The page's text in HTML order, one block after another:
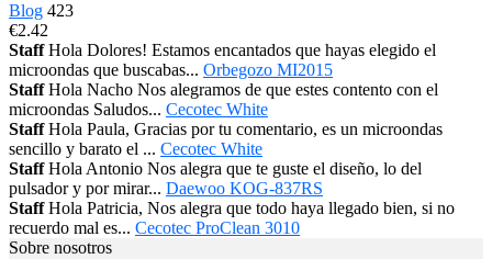
Blog 423
€2.42
StaffHola Dolores! Estamos encantados que hayas elegido el
microondas que buscabas... Orbegozo MI2015
StaffHola Nacho Nos alegramos de que estes contento con el
microondas Saludos... Cecotec White
StaffHola Paula, Gracias por tu comentario, es un microondas
sencillo y barato el ... Cecotec White
StaffHola Antonio Nos alegra que te guste el diseño, lo del
pulsador y por mirar... Daewoo KOG-837RS
StaffHola Patricia, Nos alegra que todo haya llegado bien, si no
recuerdo mal es... Cecotec ProClean 3010
Sobre nosotros